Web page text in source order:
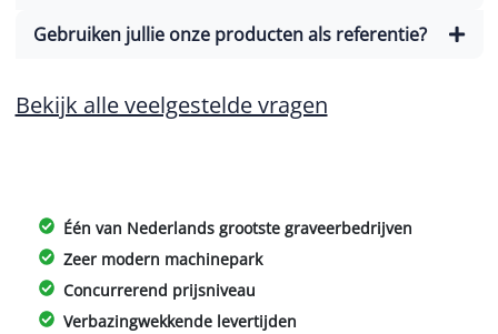
Gebruiken jullie onze producten als referentie?
Bekijk alle veelgestelde vragen
Één van Nederlands grootste graveerbedrijven
Zeer modern machinepark
Concurrerend prijsniveau
Verbazingwekkende levertijden